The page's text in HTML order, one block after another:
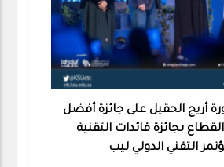
أريج الحقيل على جائزة أفضل
بجائزة قائدات التقنية
التقني الدولي ليب